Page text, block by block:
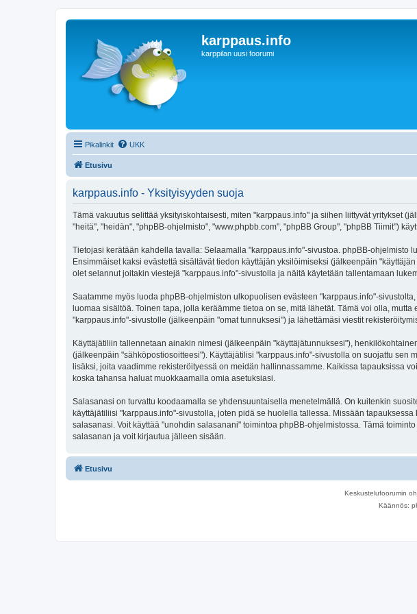
karppaus.info
karppilan uusi foorumi
Pikalinkit UKK
Etusivu
karppaus.info - Yksityisyyden suoja
Tämä vakuutus selittää yksityiskohtaisesti, miten "karppaus.info" ja siihen liittyvät yritykset
"heitä", "heidän", "phpBB-ohjelmisto", "www.phpbb.com", "phpBB Group", "phpBB Tiimit")
Tietojasi kerätään kahdella tavalla: Selaamalla "karppaus.info"-sivustoa. phpBB-
Ensimmäiset kaksi evästettä sisältävät tiedon käyttäjän yksilöimiseksi (jälkeenpäin
olet selannut joitakin viestejä "karppaus.info"-sivustolla ja näitä käytetään tallentamaan
Saatamme myös luoda phpBB-ohjelmiston ulkopuolisen evästeen "karppaus.info"-
luomaa sisältöä. Toinen tapa, jolla keräämme tietoa on se, mitä lähetät. Tämä voi olla,
"karppaus.info"-sivustolle (jälkeenpäin "omat tunnuksesi") ja lähettämäsi viestit
Käyttäjätiliin tallennetaan ainakin nimesi (jälkeenpäin "käyttäjätunnuksesi"),
(jälkeenpäin "sähköpostiosoitteesi"). Käyttäjätilisi "karppaus.info"-sivustolla on suojattu
lisäksi, joita vaadimme rekisteröityessä on meidän hallinnassamme. Kaikissa tapauksissa
koska tahansa haluat muokkaamalla omia asetuksiasi.
Salasanasi on turvattu koodaamalla se yhdensuuntaisella menetelmällä. On kuitenkin
käyttäjätiliisi "karppaus.info"-sivustolla, joten pidä se huolella tallessa. Missään
salasanasi. Voit käyttää "unohdin salasanani" toimintoa phpBB-ohjelmistossa. Tämä
salasanan ja voit kirjautua jälleen sisään.
Etusivu
Keskustelufoorumin
Käännös: